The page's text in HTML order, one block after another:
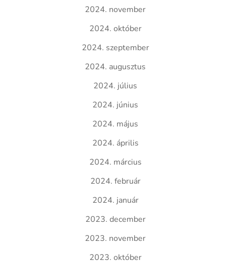
2024. november
2024. október
2024. szeptember
2024. augusztus
2024. július
2024. június
2024. május
2024. április
2024. március
2024. február
2024. január
2023. december
2023. november
2023. október